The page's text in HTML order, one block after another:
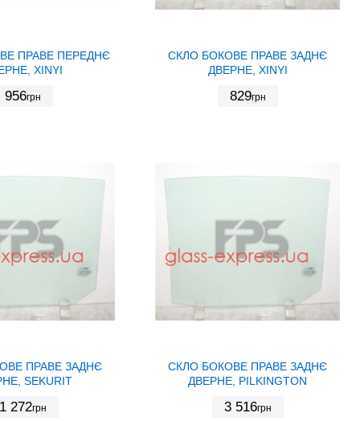
ПРАВЕ ПЕРЕДНЄ
XINYI
956грн
СКЛО БОКОВЕ ПРАВЕ ЗАДНЄ
ДВЕРНЕ, XINYI
829грн
ПРАВЕ ЗАДНЄ
SEKURIT
272грн
СКЛО БОКОВЕ ПРАВЕ ЗАДНЄ
ДВЕРНЕ, PILKINGTON
3 516грн